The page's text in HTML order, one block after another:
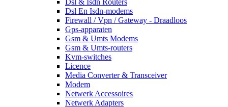
Dsl En Isdn-modems
Firewall / Vpn / Gateway - Draadloos
Gps-apparaten
Gsm & Umts Modems
Gsm & Umts-routers
Kvm-switches
Licence
Media Converter & Transceiver
Modem
Netwerk Accessoires
Netwerk Adapters